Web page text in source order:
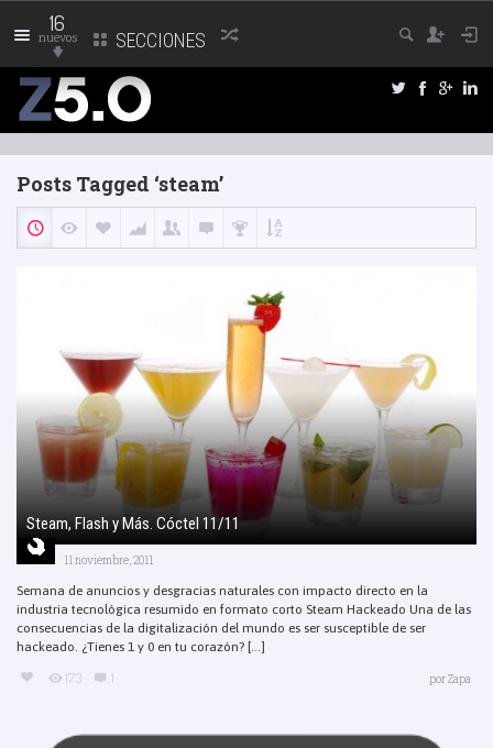
16
nuevos SECCIONES
Posts Tagged ‘steam’
Steam, Flash y Más. Cóctel 11/11
11 noviembre, 2011
Semana de anuncios y desgracias naturales con impacto directo en la
industria tecnológica resumido en formato corto Steam Hackeado Una de las
consecuencias de la digitalización del mundo es ser susceptible de ser
hackeado. ¿Tienes 1 y 0 en tu corazón? [...]
173 1 porZapa